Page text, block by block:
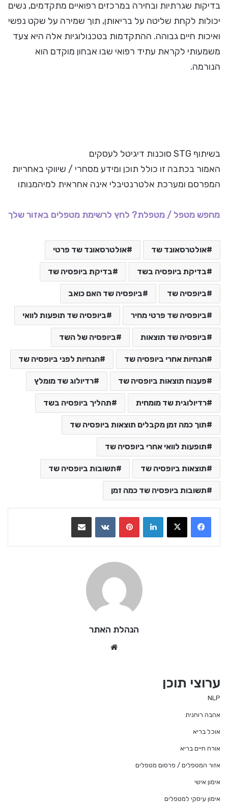
בדיקות שגרתיות ובחירה במרכזים רפואיים מתקדמים, נשים
יכולות לקחת שליטה על בריאותן, תוך שמירה על שקט נפשי
ואיכות חיים גבוהה. ההתקדמות בטכנולוגיות אלה היא צעד
משמעותי לקראת עתיד רפואי שבו אבחון מוקדם הוא
הנורמה.
בשיתוף STG סוכנות דיגיטל לעסקים
האמור בכתבה זו כולל תוכן ומידע מסחרי / שיווקי באחריות
המפרסם ומערכת אלטרנטיבלי אינה אחראית למיהמנותו
מחפש מטפל / מטפלת? לחץ לרשימת מטפלים באזור שלך
אולטרסאונד שד אולטרסאונד שד פרטי
בדיקת ביופסיה בשד בדיקת ביופסיה שד
ביופסיה שד ביופסיה שד האם כואב
ביופסיה שד פרטי מחיר ביופסיה שד תופעות לוואי
ביופסיה שד תוצאות ביופסיה של השד
הנחיות אחרי ביופסיה שד הנחיות לפני ביופסיה שד
פענוח תוצאות ביופסיה שד רדיולוג שד מומלץ
רדיולוגית שד מומחית תהליך ביופסיה בשד
תוך כמה זמן מקבלים תוצאות ביופסיה שד
תופעות לוואי אחרי ביופסיה שד
תוצאות ביופסיה שד תשובות ביופסיה שד
תשובות ביופסיה שד כמה זמן
LinkedIn
Pinterest
VKontakteשתף בדואר אלקטרוני
הנהלת האתר
ערוצי תוכן
NLP
אהבה רוחנית
אוכל בריא
אורח חיים בריא
אזור המטפלים / פרסום מטפלים
אימון אישי
אימון עיסקי למטפלים